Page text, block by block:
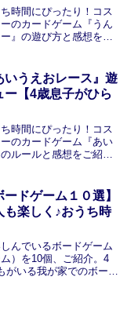
時間にぴったり！コス
のカードゲーム『うん
』の遊び方と感想をご
いうえおレース』遊
ー【4歳息子がひら
時間にぴったり！コス
のカードゲーム『あい
ルールと感想をご紹介
いお子さんのいる方には
きます。
ードゲーム１０選】
も楽しく♪おうち時
んでいるボードゲーム
ム）を10個、ご紹介。4
がいる我が家でのボード